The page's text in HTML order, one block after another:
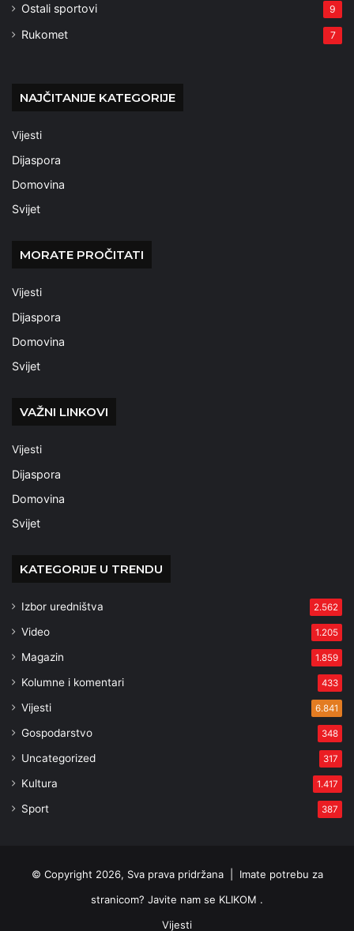
Ostali sportovi 9
Rukomet 7
NAJČITANIJE KATEGORIJE
Vijesti
Dijaspora
Domovina
Svijet
MORATE PROČITATI
Vijesti
Dijaspora
Domovina
Svijet
VAŽNI LINKOVI
Vijesti
Dijaspora
Domovina
Svijet
KATEGORIJE U TRENDU
Izbor uredništva 2.562
Video 1.205
Magazin 1.859
Kolumne i komentari 433
Vijesti 6.841
Gospodarstvo 348
Uncategorized 317
Kultura 1.417
Sport 387
© Copyright 2026, Sva prava pridržana | Imate potrebu za
stranicom? Javite nam se KLIKOM .
Vijesti